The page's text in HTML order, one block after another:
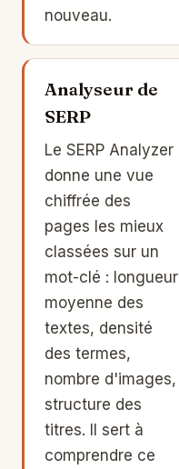
nouveau.
Analyseur de
SERP
Le SERP Analyzer
donne une vue
chiffrée des
pages les mieux
classées sur un
mot-clé : longueur
moyenne des
textes, densité
des termes,
nombre d'images,
structure des
titres. Il sert à
comprendre ce